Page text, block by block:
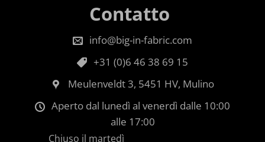
Contatto
info@big-in-fabric.com
+31 (0)6 46 38 69 15
Meulenveldt 3, 5451 HV, Mulino
Aperto dal lunedì al venerdì dalle 10:00
alle 17:00
Chiuso il martedì